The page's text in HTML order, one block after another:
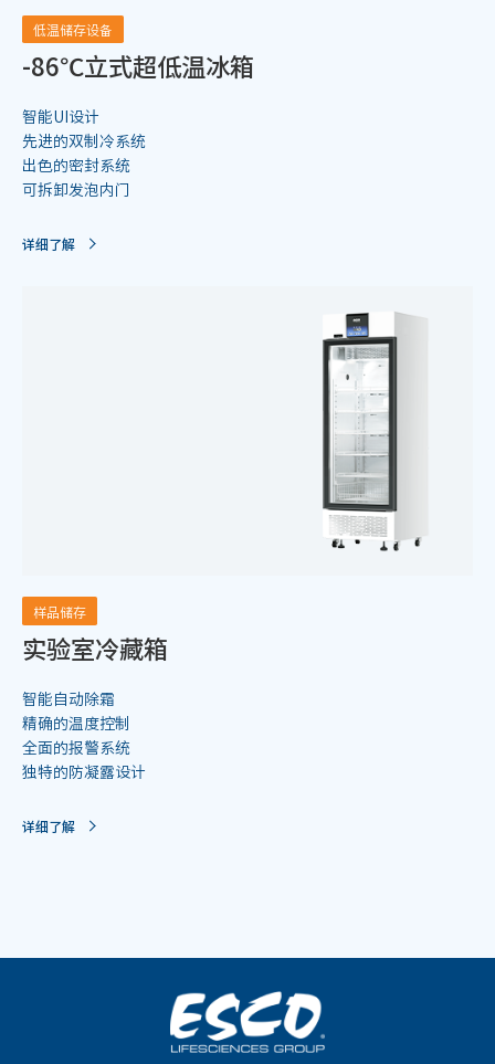
低温储存设备
-86℃立式超低温冰箱
智能UI设计
先进的双制冷系统
出色的密封系统
可拆卸发泡内门
详细了解
样品储存
实验室冷藏箱
智能自动除霜
精确的温度控制
全面的报警系统
独特的防凝露设计
详细了解